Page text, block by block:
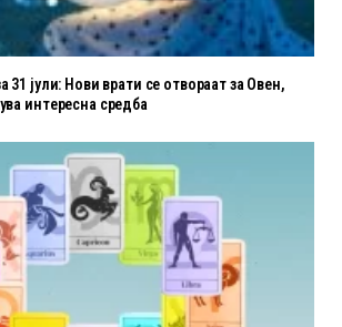
31 јули: Нови врати се отвораат за Овен,
интересна средба